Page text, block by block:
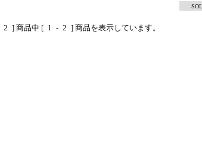
2 ] 商品中 [ 1 - 2 ] 商品を表示しています。